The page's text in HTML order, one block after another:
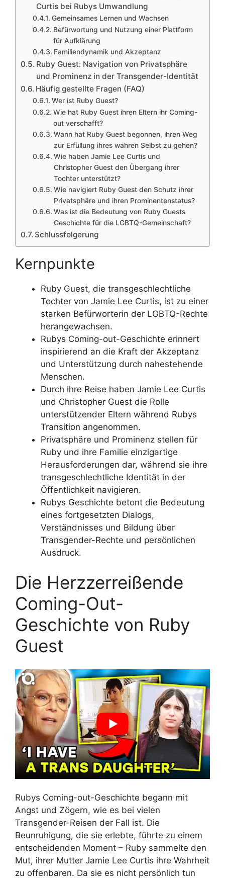
Curtis bei Rubys Umwandlung
Gemeinsames Lernen und Wachsen
Befürwortung und Nutzung einer Plattform
für Aufklärung
Familiendynamik und Akzeptanz
Ruby Guest: Navigation von Privatsphäre
und Prominenz in der Transgender-Identität
Häufig gestellte Fragen (FAQ)
Wer ist Ruby Guest?
Wie hat Ruby Guest ihren Eltern ihr Coming-
out verschafft?
Wann hat Ruby Guest begonnen, ihren Weg
zur Erfüllung ihres wahren Selbst zu gehen?
Wie haben Jamie Lee Curtis und
Christopher Guest den Übergang ihrer
Tochter unterstützt?
Wie navigiert Ruby Guest den Schutz ihrer
Privatsphäre und ihren Prominentenstatus?
Was ist die Bedeutung von Ruby Guests
Geschichte für die LGBTQ-Gemeinschaft?
Schlussfolgerung
Kernpunkte
Ruby Guest, die transgeschlechtliche
Tochter von Jamie Lee Curtis, ist zu einer
starken Befürworterin der LGBTQ-Rechte
herangewachsen.
Rubys Coming-out-Geschichte erinnert
inspirierend an die Kraft der Akzeptanz
und Unterstützung durch nahestehende
Menschen.
Durch ihre Reise haben Jamie Lee Curtis
und Christopher Guest die Rolle
unterstützender Eltern während Rubys
Transition angenommen.
Privatsphäre und Prominenz stellen für
Ruby und ihre Familie einzigartige
Herausforderungen dar, während sie ihre
transgeschlechtliche Identität in der
Öffentlichkeit navigieren.
Rubys Geschichte betont die Bedeutung
eines fortgesetzten Dialogs,
Verständnisses und Bildung über
Transgender-Rechte und persönlichen
Ausdruck.
Die Herzzerreißende
Coming-Out-
Geschichte von Ruby
Guest
Rubys Coming-out-Geschichte begann mit
Angst und Zögern, wie es bei vielen
Transgender-Reisen der Fall ist. Die
Beunruhigung, die sie erlebte, führte zu einem
entscheidenden Moment – Ruby sammelte den
Mut, ihrer Mutter Jamie Lee Curtis ihre Wahrheit
zu offenbaren. Da sie es nicht persönlich tun